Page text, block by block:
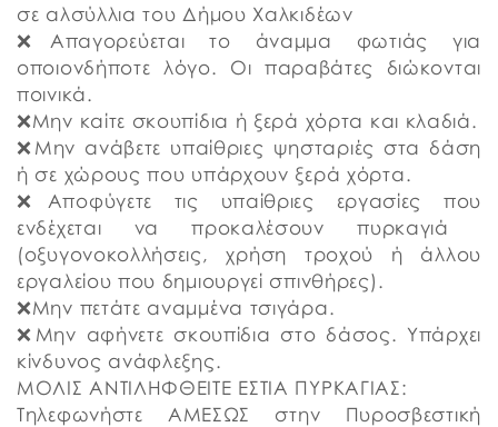
σε αλσύλλια του Δήμου Χαλκιδέων
❌Απαγορεύεται το άναμμα φωτιάς για
οποιονδήποτε λόγο. Οι παραβάτες διώκονται
ποινικά.
❌Μην καίτε σκουπίδια ή ξερά χόρτα και κλαδιά.
❌Μην ανάβετε υπαίθριες ψησταριές στα δάση
ή σε χώρους που υπάρχουν ξερά χόρτα.
❌Αποφύγετε τις υπαίθριες εργασίες που
ενδέχεται να προκαλέσουν πυρκαγιά ​
(οξυγονοκολλήσεις, χρήση τροχού ή άλλου
εργαλείου που δημιουργεί σπινθήρες).
❌Μην πετάτε αναμμένα τσιγάρα.
❌Μην αφήνετε σκουπίδια στο δάσος. Υπάρχει
κίνδυνος ανάφλεξης.
ΜΟΛΙΣ ΑΝΤΙΛΗΦΘΕΙΤΕ ΕΣΤΙΑ ΠΥΡΚΑΓΙΑΣ:
Τηλεφωνήστε ΑΜΕΣΩΣ στην Πυροσβεστική